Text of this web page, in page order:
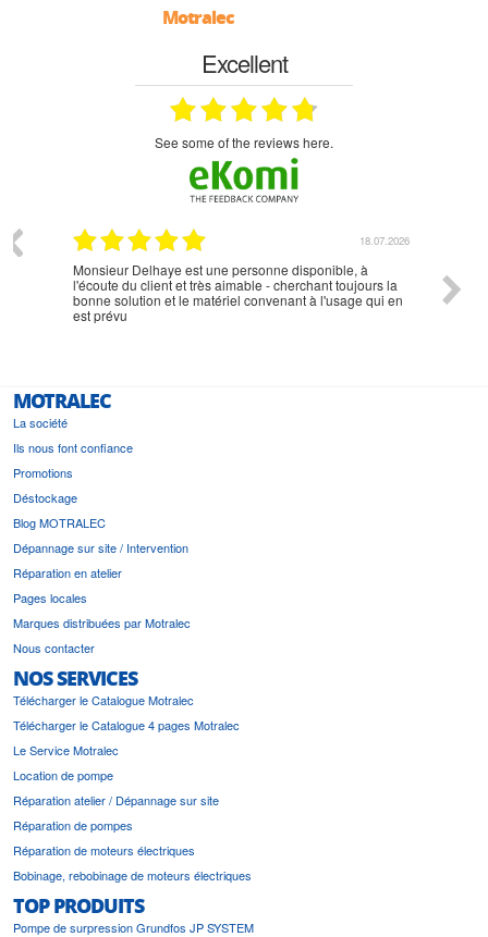
Motralec
Excellent
see some of the reviews here.
18.07.2026
Monsieur Delhaye est une personne disponible, à
l'écoute du client et très aimable - cherchant toujours la
bonne solution et le matériel convenant à l'usage qui en
est prévu
MOTRALEC
La société
Ils nous font confiance
Promotions
Déstockage
Blog MOTRALEC
Dépannage sur site / Intervention
Réparation en atelier
Pages locales
Marques distribuées par Motralec
Nous contacter
NOS SERVICES
Télécharger le Catalogue Motralec
Télécharger le Catalogue 4 pages Motralec
Le Service Motralec
Location de pompe
Réparation atelier / Dépannage sur site
Réparation de pompes
Réparation de moteurs électriques
Bobinage, rebobinage de moteurs électriques
TOP PRODUITS
Pompe de surpression Grundfos JP SYSTEM